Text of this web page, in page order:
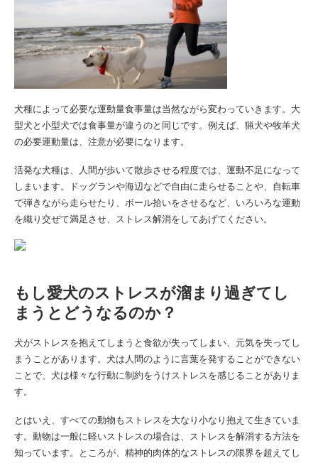
犬種によって必要な運動量食事量は当然ながら変わっていきます。大
型犬と小型犬では食事量が違うのと同じです。例えば、猟犬や牧羊犬
の必要運動量は、注意が必要になります。
活発な犬種は、人間が歩いて散歩させる程度では、運動不足になって
しまいます。ドッグランや海辺などで自由に走らせることや、自転車
で弾きながら走らせたり、ボール拾いをさせるなど、いろいろな運動
を織り交ぜて満足させ、ストレス解消をしてあげてください。
もし愛犬のストレスが溜まり過ぎてし
まうとどうなるのか？
犬がストレスを抱えてしまうと食欲が失ってしまい、元気を失ってし
まうことがあります。犬は人間のように言葉を発することができない
ことで、犬は様々な行動に制約をうけストレスを感じることがありま
す。
とはいえ、すべての動物もストレスを大なり小なり抱えて生きていま
す。動物は一般に軽いストレスの場合は、ストレスを解消する方法を
知っています。ところが、精神的肉体的なストレスの限界を超えてし